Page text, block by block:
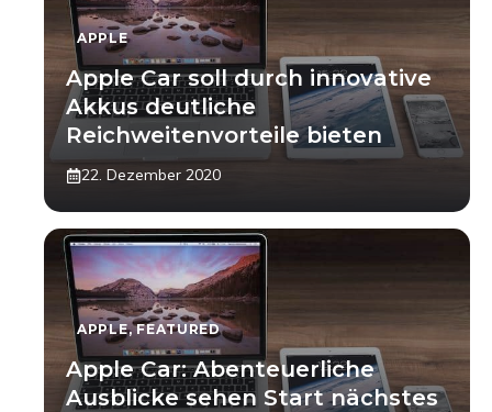
APPLE
Apple Car soll durch innovative
Akkus deutliche
Reichweitenvorteile bieten
22. Dezember 2020
APPLE,FEATURED
Apple Car: Abenteuerliche
Ausblicke sehen Start nächstes